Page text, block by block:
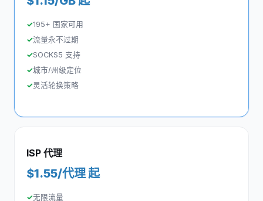
195+ 国家可用
流量永不过期
SOCKS5 支持
城市/州级定位
灵活轮换策略
ISP 代理
$1.55/代理 起
无限流量